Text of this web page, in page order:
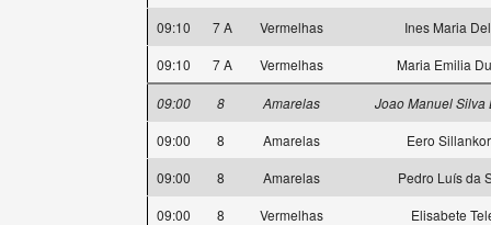
09:10
7 A Vermelhas
Ines Maria
09:10
7 A Vermelhas Maria Emilia
09:00 8 Amarelas
Joao Manuel Silva
09:00
8 Amarelas
Eero
09:00
8 Amarelas
Pedro Luís da
09:00
8 Vermelhas Elisabete